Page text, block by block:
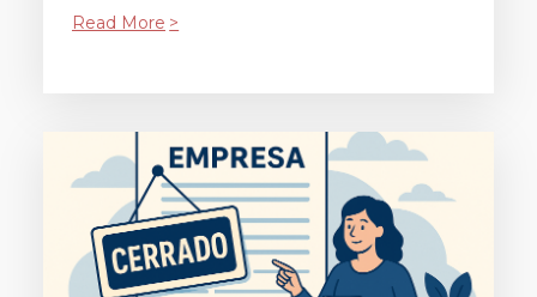
Read More